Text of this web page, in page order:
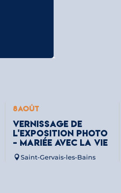
8AOÛT
VERNISSAGE DE
L'EXPOSITION PHOTO
- MARIÉE AVEC LA VIE
Saint-Gervais-les-Bains